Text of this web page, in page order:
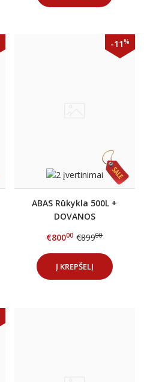
-11%
ABAS Rūkykla 500L +
DOVANOS
€80000 €89900
Į KREPŠELĮ